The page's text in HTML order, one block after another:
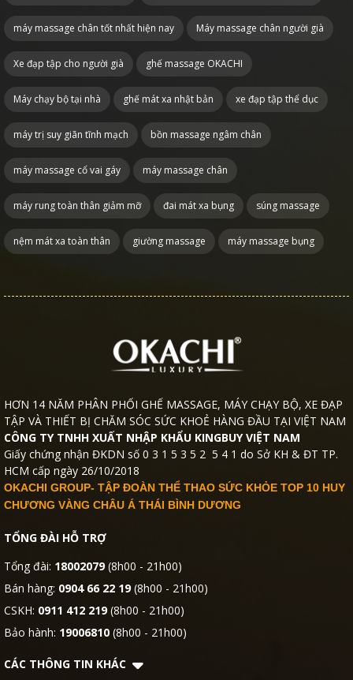
máy massage chân tốt nhất hiện nay Máy massage chân người già
Xe đạp tập cho người già ghế massage OKACHI
Máy chạy bộ tại nhà ghế mát xa nhật bản xe đạp tập thể dục
máy trị suy giãn tĩnh mạch bồn massage ngâm chân
máy massage cổ vai gáy máy massage chân
máy rung toàn thân giảm mỡ đai mát xa bụng súng massage
nệm mát xa toàn thân giường massage máy massage bụng
HƠN 14 NĂM PHÂN PHỐI GHẾ MASSAGE, MÁY CHẠY BỘ, XE ĐẠP
TẬP VÀ THIẾT BỊ CHĂM SÓC SỨC KHOẺ HÀNG ĐẦU TẠI VIỆT NAM
CÔNG TY TNHH XUẤT NHẬP KHẨU KINGBUY VIỆT NAM
Giấy chứng nhận ĐKDN số 0 3 1 5 3 5 2 5 4 1 do Sở KH & ĐT TP.
HCM cấp ngày 26/10/2018
OKACHI GROUP- TẬP ĐOÀN THỂ THAO SỨC KHỎE TOP 10 HUY
CHƯƠNG VÀNG CHÂU Á THÁI BÌNH DƯƠNG
TỔNG ĐÀI HỖ TRỢ
Tổng đài: 18002079(8h00 - 21h00)
Bán hàng: 0904 66 22 19(8h00 - 21h00)
CSKH: 0911 412 219(8h00 - 21h00)
Bảo hành: 19006810 (8h00 - 21h00)
CÁC THÔNG TIN KHÁC